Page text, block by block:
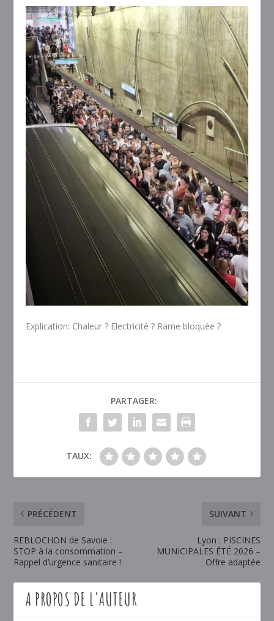
Explication: Chaleur ? Electricité ? Rame bloquée ?
PARTAGER:
TAUX:
PRÉCÉDENT
REBLOCHON de Savoie :
STOP à la consommation –
Rappel d’urgence sanitaire !
SUIVANT
Lyon : PISCINES
MUNICIPALES ÉTÉ 2026 –
Offre adaptée
A PROPOS DE L'AUTEUR